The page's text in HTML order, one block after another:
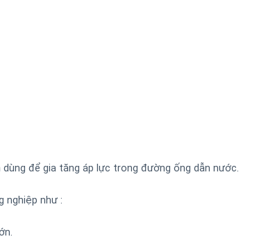
dùng để gia tăng áp lực trong đường ống dẫn nước.
nghiệp như :